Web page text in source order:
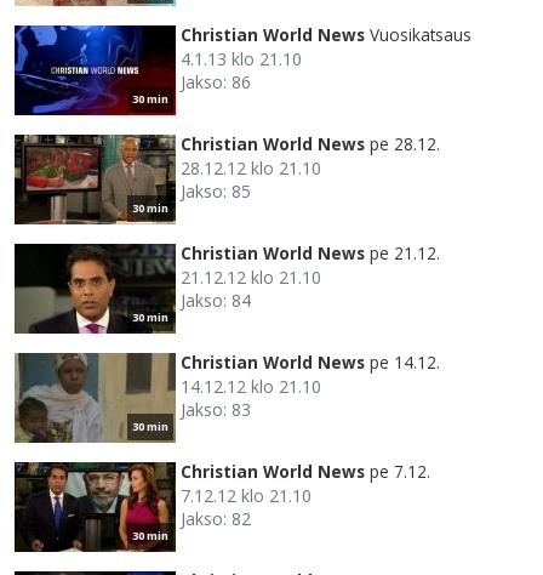
30 min
Christian World News Vuosikatsaus
4.1.13 klo 21.10
Jakso: 86
30 min
Christian World News pe 28.12.
28.12.12 klo 21.10
Jakso: 85
30 min
Christian World News pe 21.12.
21.12.12 klo 21.10
Jakso: 84
30 min
Christian World News pe 14.12.
14.12.12 klo 21.10
Jakso: 83
30 min
Christian World News pe 7.12.
7.12.12 klo 21.10
Jakso: 82